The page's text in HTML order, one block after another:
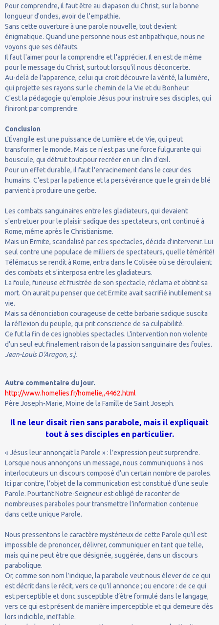
Pour comprendre, il faut être au diapason du Christ, sur la bonne
longueur d'ondes, avoir de l'empathie.
Sans cette ouverture à une parole nouvelle, tout devient
énigmatique. Quand une personne nous est antipathique, nous ne
voyons que ses défauts.
Il faut l'aimer pour la comprendre et l'apprécier. Il en est de même
pour le message du Christ, surtout lorsqu'il nous déconcerte.
Au-delà de l'apparence, celui qui croit découvre la vérité, la lumière,
qui projette ses rayons sur le chemin de la Vie et du Bonheur.
C'est la pédagogie qu'emploie Jésus pour instruire ses disciples, qui
finiront par comprendre.
Conclusion
L'Évangile est une puissance de Lumière et de Vie, qui peut
transformer le monde. Mais ce n'est pas une force fulgurante qui
bouscule, qui détruit tout pour recréer en un clin d'œil.
Pour un effet durable, il faut l'enracinement dans le cœur des
humains. C'est par la patience et la persévérance que le grain de blé
parvient à produire une gerbe.
Les combats sanguinaires entre les gladiateurs, qui devaient
s'entretuer pour le plaisir sadique des spectateurs, ont continué à
Rome, même après le Christianisme.
Mais un Ermite, scandalisé par ces spectacles, décida d'intervenir. Lui
seul contre une populace de milliers de spectateurs, quelle témérité!
Télémacus se rendit à Rome, entra dans le Colisée où se déroulaient
des combats et s'interposa entre les gladiateurs.
La foule, furieuse et frustrée de son spectacle, réclama et obtint sa
mort. On aurait pu penser que cet Ermite avait sacrifié inutilement sa
vie.
Mais sa dénonciation courageuse de cette barbarie sadique suscita
la réflexion du peuple, qui prit conscience de sa culpabilité.
Ce fut la fin de ces ignobles spectacles. L'intervention non violente
d'un seul eut finalement raison de la passion sanguinaire des foules.
Jean-Louis D'Aragon, s.j.
Autre commentaire du jour.
http://www.homelies.fr/homelie,,4462.html
Père Joseph-Marie, Moine de la Famille de Saint Joseph.
Il ne leur disait rien sans parabole, mais il expliquait
tout à ses disciples en particulier.
« Jésus leur annonçait la Parole » : l’expression peut surprendre.
Lorsque nous annonçons un message, nous communiquons à nos
interlocuteurs un discours composé d’un certain nombre de paroles.
Ici par contre, l’objet de la communication est constitué d’une seule
Parole. Pourtant Notre-Seigneur est obligé de raconter de
nombreuses paraboles pour transmettre l’information contenue
dans cette unique Parole.
Nous pressentons le caractère mystérieux de cette Parole qu’il est
impossible de prononcer, délivrer, communiquer en tant que telle,
mais qui ne peut être que désignée, suggérée, dans un discours
parabolique.
Or, comme son nom l’indique, la parabole veut nous élever de ce qui
est décrit dans le récit, vers ce qu’il annonce ; ou encore : de ce qui
est perceptible et donc susceptible d’être formulé dans le langage,
vers ce qui est présent de manière imperceptible et qui demeure dès
lors indicible, ineffable.